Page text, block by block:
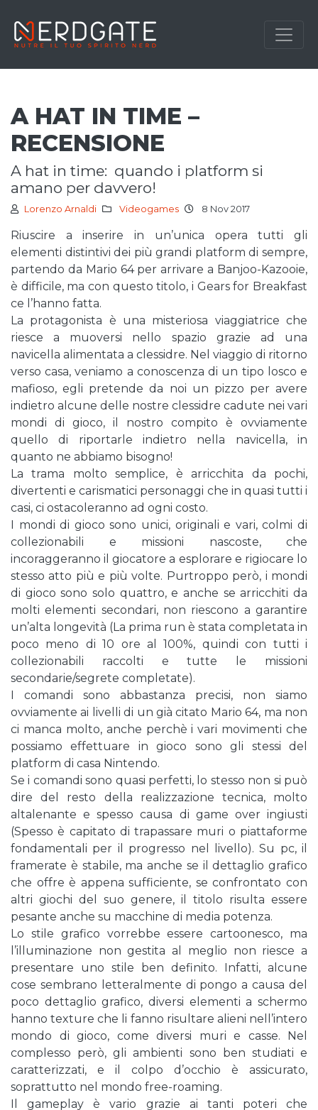
A HAT IN TIME –
RECENSIONE
a hat in time: quando i platform si
amano per davvero!
Lorenzo Arnaldi Videogames 8 Nov 2017
Riuscire a inserire in un’unica opera tutti gli
elementi distintivi dei più grandi platform di sempre,
partendo da Mario 64 per arrivare a Banjoo-Kazooie,
è difficile, ma con questo titolo, i Gears for Breakfast
ce l’hanno fatta.
La protagonista è una misteriosa viaggiatrice che
riesce a muoversi nello spazio grazie ad una
navicella alimentata a clessidre. Nel viaggio di ritorno
verso casa, veniamo a conoscenza di un tipo losco e
mafioso, egli pretende da noi un pizzo per avere
indietro alcune delle nostre clessidre cadute nei vari
mondi di gioco, il nostro compito è ovviamente
quello di riportarle indietro nella navicella, in
quanto ne abbiamo bisogno!
La trama molto semplice, è arricchita da pochi,
divertenti e carismatici personaggi che in quasi tutti i
casi, ci ostacoleranno ad ogni costo.
I mondi di gioco sono unici, originali e vari, colmi di
collezionabili e missioni nascoste, che
incoraggeranno il giocatore a esplorare e rigiocare lo
stesso atto più e più volte. Purtroppo però, i mondi
di gioco sono solo quattro, e anche se arricchiti da
molti elementi secondari, non riescono a garantire
un’alta longevità (La prima run è stata completata in
poco meno di 10 ore al 100%, quindi con tutti i
collezionabili raccolti e tutte le missioni
secondarie/segrete completate).
I comandi sono abbastanza precisi, non siamo
ovviamente ai livelli di un già citato Mario 64, ma non
ci manca molto, anche perchè i vari movimenti che
possiamo effettuare in gioco sono gli stessi del
platform di casa Nintendo.
Se i comandi sono quasi perfetti, lo stesso non si può
dire del resto della realizzazione tecnica, molto
altalenante e spesso causa di game over ingiusti
(Spesso è capitato di trapassare muri o piattaforme
fondamentali per il progresso nel livello). Su pc, il
framerate è stabile, ma anche se il dettaglio grafico
che offre è appena sufficiente, se confrontato con
altri giochi del suo genere, il titolo risulta essere
pesante anche su macchine di media potenza.
Lo stile grafico vorrebbe essere cartoonesco, ma
l’illuminazione non gestita al meglio non riesce a
presentare uno stile ben definito. Infatti, alcune
cose sembrano letteralmente di pongo a causa del
poco dettaglio grafico, diversi elementi a schermo
hanno texture che li fanno risultare alieni nell’intero
mondo di gioco, come diversi muri e casse. Nel
complesso però, gli ambienti sono ben studiati e
caratterizzati, e il colpo d’occhio è assicurato,
soprattutto nel mondo free-roaming.
Il gameplay è vario grazie ai tanti poteri che